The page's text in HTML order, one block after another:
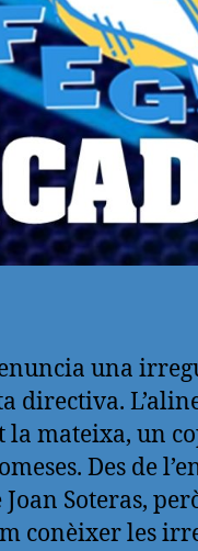
una
directiva.
la mateixa, un
Des de
Soteras,
conèixer les